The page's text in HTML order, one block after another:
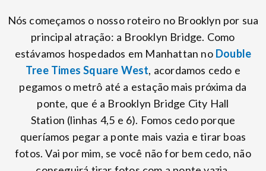
Nós começamos o nosso roteiro no Brooklyn por sua
principal atração: a Brooklyn Bridge. Como
estávamos hospedados em Manhattan no Double
Tree Times Square West, acordamos cedo e
pegamos o metrô até a estação mais próxima da
ponte, que é a Brooklyn Bridge City Hall
Station (linhas 4,5 e 6). Fomos cedo porque
queríamos pegar a ponte mais vazia e tirar boas
fotos. Vai por mim, se você não for bem cedo, não